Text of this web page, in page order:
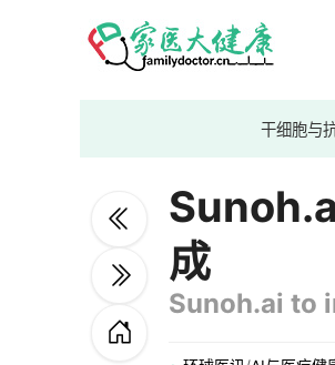
干细胞与
成
Sunoh.ai to